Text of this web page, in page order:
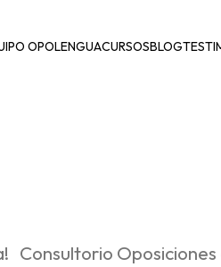
OPOLENGUACURSOSBLOG
Consultorio